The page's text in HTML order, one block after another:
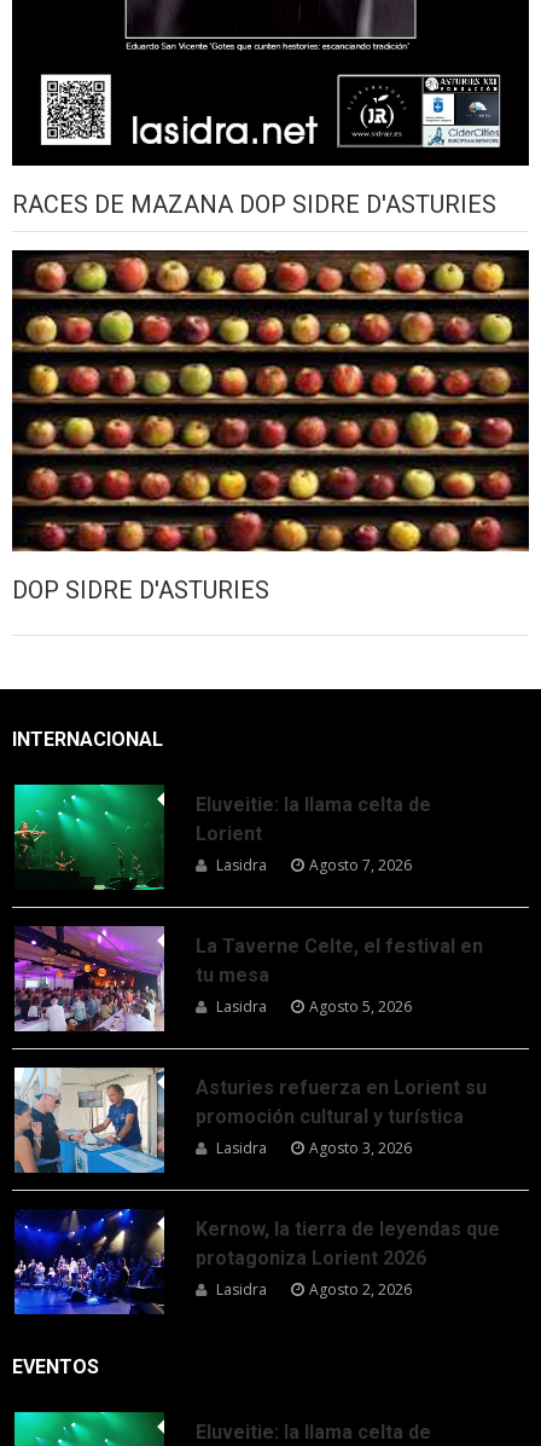
RACES DE MAZANA DOP SIDRE D'ASTURIES
DOP SIDRE D'ASTURIES
INTERNACIONAL
Eluveitie: la llama celta de
Lorient
Lasidra Agosto 7, 2026
La Taverne Celte, el festival en
tu mesa
Lasidra Agosto 5, 2026
Asturies refuerza en Lorient su
promoción cultural y turística
Lasidra Agosto 3, 2026
Kernow, la tierra de leyendas que
protagoniza Lorient 2026
Lasidra Agosto 2, 2026
EVENTOS
Eluveitie: la llama celta de